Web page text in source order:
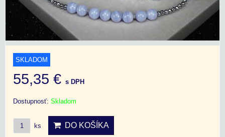
SKLADOM
55,35 € s DPH
Dostupnosť: Skladom
ks DO KOŠÍKA